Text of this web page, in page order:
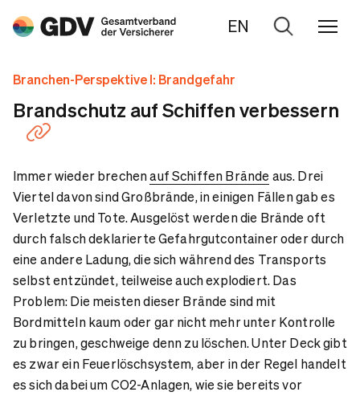
EN
Zur
Branchen-Perspektive I: Brandgefahr
Brandschutz auf Schiffen verbessern
Immer wieder brechenauf Schiffen Brände aus. Drei
Viertel davon sind Großbrände, in einigen Fällen gab es
Verletzte und Tote. Ausgelöst werden die Brände oft
durch falsch deklarierte Gefahrgutcontainer oder durch
eine andere Ladung, die sich während des Transports
selbst entzündet, teilweise auch explodiert. Das
Problem: Die meisten dieser Brände sind mit
Bordmitteln kaum oder gar nicht mehr unter Kontrolle
zu bringen, geschweige denn zu löschen. Unter Deck gibt
es zwar ein Feuerlöschsystem, aber in der Regel handelt
es sich dabei um CO2-Anlagen, wie sie bereits vor